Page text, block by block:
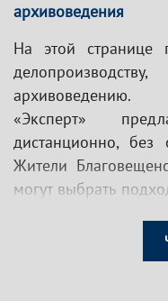
архивоведения
На этой странице
архивоведению.
«Эксперт»
дистанционно,
Жители
могут выбрать
кто хочет освоить